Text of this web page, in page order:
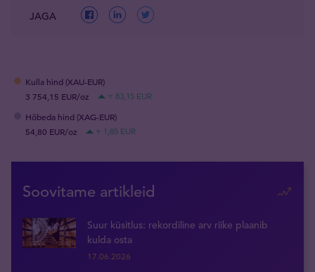
JAGA
Kulla hind (XAU-EUR)
3 754,15 EUR/oz
+ 83,15 EUR
Hõbeda hind (XAG-EUR)
54,80 EUR/oz
+ 1,85 EUR
Soovitame artikleid
Suur küsitlus: rekordiline arv riike plaanib
kulda osta
17.06.2026